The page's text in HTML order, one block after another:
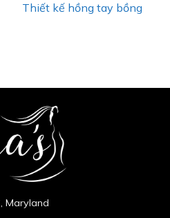
Thiết kế hồng tay bồng
Maryland